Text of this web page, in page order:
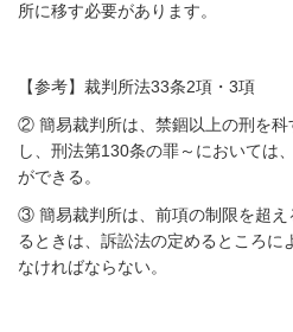
所に移す必要があります。
【参考】裁判所法33条2項・3項
② 簡易裁判所は、禁錮以上の刑を科
し、刑法第130条の罪～においては
ができる。
③ 簡易裁判所は、前項の制限を超え
るときは、訴訟法の定めるところに
なければならない。